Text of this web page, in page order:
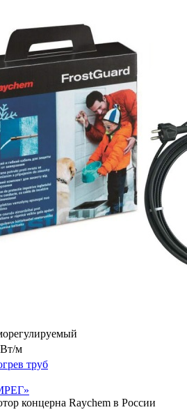
м
труб
концерна Raychem в России